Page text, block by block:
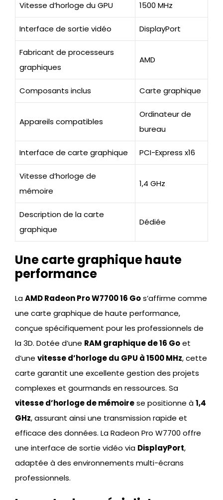
Vitesse d’horloge du GPU 1500 MHz
Interface de sortie vidéo DisplayPort
Fabricant de processeurs
graphiques
AMD
Composants inclus Carte graphique
Appareils compatibles
Ordinateur de
bureau
Interface de carte graphique PCI-Express x16
Vitesse d’horloge de
mémoire
1,4 GHz
Description de la carte
graphique
Dédiée
Une carte graphique haute
performance
LaAMD Radeon Pro W7700 16 Gos’affirme comme
une carte graphique de haute performance,
conçue spécifiquement pour les professionnels de
la 3D. Dotée d’une RAM graphique de 16 Goet
d’une vitesse d’horloge du GPU à 1500 MHz, cette
carte garantit une excellente gestion des projets
complexes et gourmands en ressources. Sa
vitesse d’horloge de mémoirese positionne à1,4
GHz, assurant ainsi une transmission rapide et
efficace des données. La Radeon Pro W7700 offre
une interface de sortie vidéo via DisplayPort,
adaptée à des environnements multi-écrans
professionnels.